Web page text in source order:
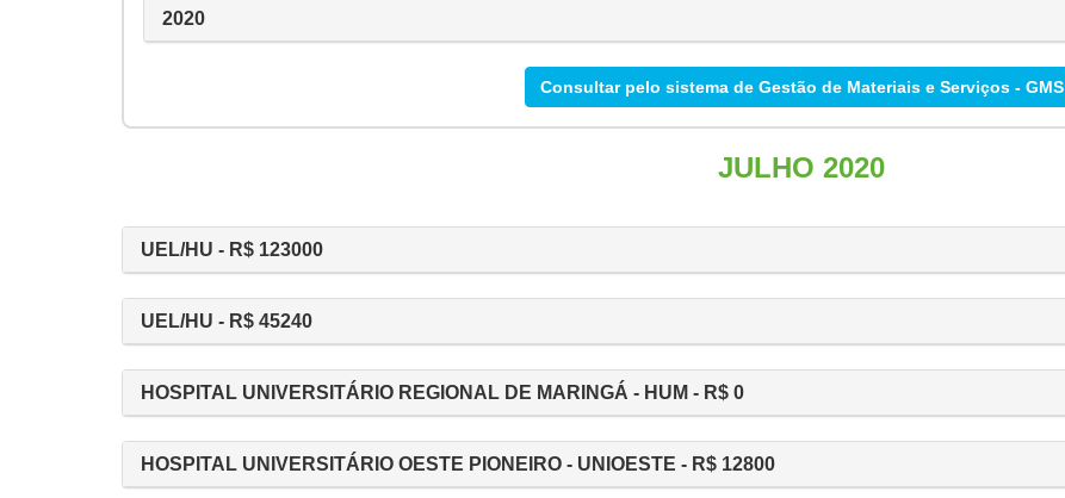
2020
Consultar pelo sistema de Gestão de Materiais e Serviços - GMS
JULHO 2020
UEL/HU - R$ 123000
UEL/HU - R$ 45240
HOSPITAL UNIVERSITÁRIO REGIONAL DE MARINGÁ - HUM - R$ 0
HOSPITAL UNIVERSITÁRIO OESTE PIONEIRO - UNIOESTE - R$ 12800